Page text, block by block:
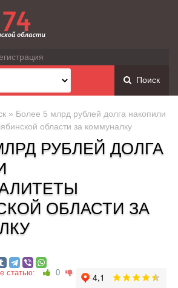
Поиск
» Более 5 млрд рублей долга накопили
области за коммуналку
РУБЛЕЙ ДОЛГА
ОБЛАСТИ ЗА
статью: 0